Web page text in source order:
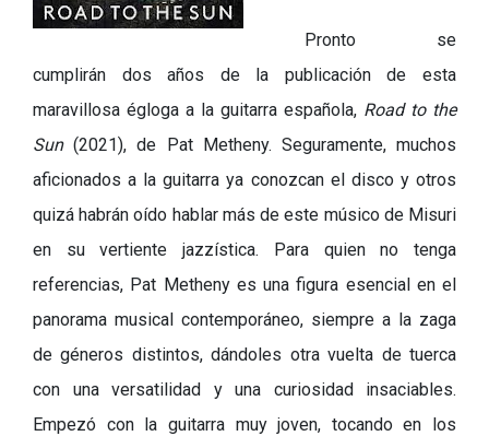
Pronto se
cumplirán dos años de la publicación de esta
maravillosa égloga a la guitarra española, Road to the
Sun(2021), de Pat Metheny. Seguramente, muchos
aficionados a la guitarra ya conozcan el disco y otros
quizá habrán oído hablar más de este músico de Misuri
en su vertiente jazzística. Para quien no tenga
referencias, Pat Metheny es una figura esencial en el
panorama musical contemporáneo, siempre a la zaga
de géneros distintos, dándoles otra vuelta de tuerca
con una versatilidad y una curiosidad insaciables.
Empezó con la guitarra muy joven, tocando en los